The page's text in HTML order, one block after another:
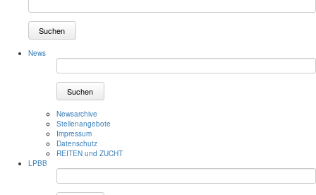
Suchen
News
Suchen
Newsarchive
Stellenangebote
Impressum
Datenschutz
REITEN und ZUCHT
LPBB